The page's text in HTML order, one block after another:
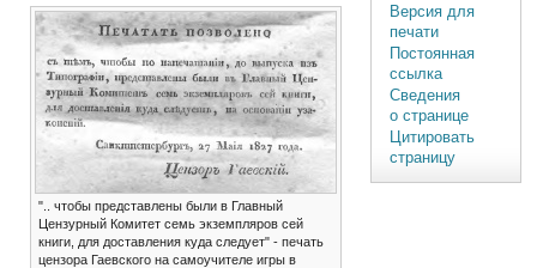
".. чтобы представлены были в Главный
Цензурный Комитет семь экземпляров сей
книги, для доставления куда следует" - печать
цензора Гаевского на самоучителе игры в
Версия для
печати
Постоянная
ссылка
Сведения
о странице
Цитировать
страницу